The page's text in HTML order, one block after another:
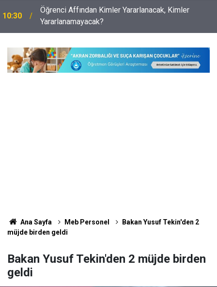
10:01
İlköğretimde Adrese Bakılmaksızın Nakil Başvurusu
Yapılabilecek Durumlar Netleşti
Ana Sayfa Meb Personel
Bakan Yusuf Tekin'den 2
müjde birden geldi
Bakan Yusuf Tekin'den 2 müjde birden
geldi